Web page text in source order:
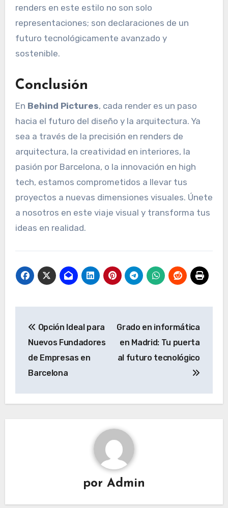
renders en este estilo no son solo
representaciones; son declaraciones de un
futuro tecnológicamente avanzado y
sostenible.
Conclusión
En Behind Pictures, cada render es un paso
hacia el futuro del diseño y la arquitectura. Ya
sea a través de la precisión en renders de
arquitectura, la creatividad en interiores, la
pasión por Barcelona, o la innovación en high
tech, estamos comprometidos a llevar tus
proyectos a nuevas dimensiones visuales. Únete
a nosotros en este viaje visual y transforma tus
ideas en realidad.
c
Opción Ideal para
Nuevos Fundadores
de Empresas en
Barcelona
Grado en informática
en Madrid: Tu puerta
al futuro tecnológico
por Admin